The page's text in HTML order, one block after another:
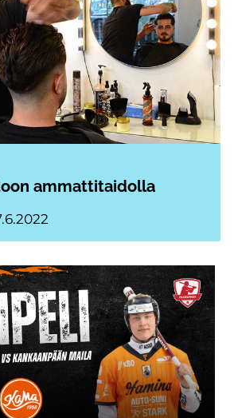
ammattitaidolla